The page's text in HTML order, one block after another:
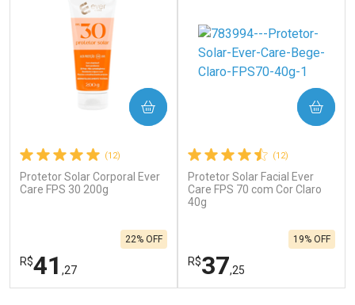
(12)
Protetor Solar Corporal Ever
Care FPS 30 200g
R$41 ,27
22% OFF
COMPRAR
(12)
Protetor Solar Facial Ever
Care FPS 70 com Cor Claro
40g
R$37,25
19% OFF
COMPRAR